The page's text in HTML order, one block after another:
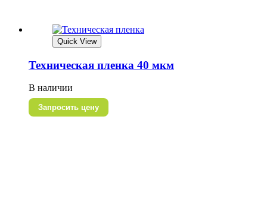
Quick View
Техническая пленка 40 мкм
В наличии
Запросить цену